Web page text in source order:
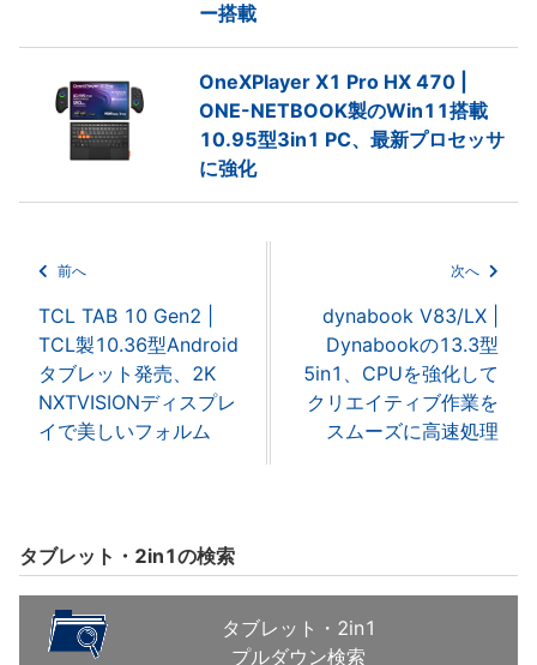
ー搭載
OneXPlayer X1 Pro HX 470 |
ONE-NETBOOK製のWin11搭載
10.95型3in1 PC、最新プロセッサ
に強化
前へ
TCL TAB 10 Gen2 |
TCL製10.36型Android
タブレット発売、2K
NXTVISIONディスプレ
イで美しいフォルム
次へ
dynabook V83/LX |
Dynabookの13.3型
5in1、CPUを強化して
クリエイティブ作業を
スムーズに高速処理
タブレット・2in1の検索
タブレット・2in1
プルダウン検索